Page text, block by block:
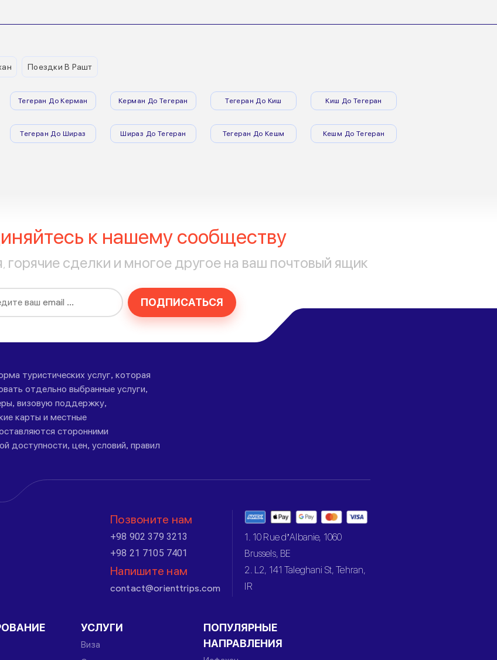
Поездки В Рашт
Тегеран До Керман Керман До Тегеран Тегеран До Киш Киш До Тегеран
Тегеран До Шираз Шираз До Тегеран Тегеран До Кешм Кешм До Тегеран
к нашему сообществу
сделки и многое другое на ваш почтовый ящик
ПОДПИСАТЬСЯ
туристических услуг, которая
отдельно выбранные услуги,
визовую поддержку,
карты и местные
сторонними
доступности, цен, условий, правил
Позвоните нам
+98 902 379 3213
+98 21 7105 7401
Напишите нам
contact@orienttrips.com
1. 10 Rue d’Albanie, 1060
Brussels, BE
2. L2, 141 Taleghani St, Tehran,
IR
УСЛУГИ
Виза
ПОПУЛЯРНЫЕ
НАПРАВЛЕНИЯ